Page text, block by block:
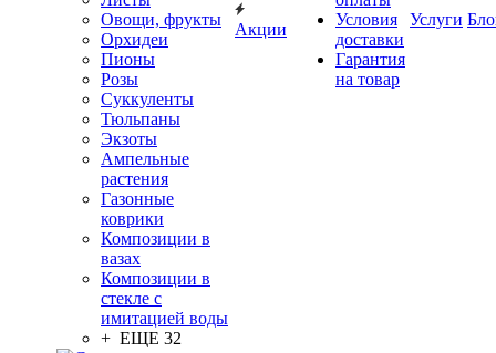
Овощи, фрукты
Орхидеи
Пионы
Розы
Суккуленты
Тюльпаны
Экзоты
Ампельные
растения
Газонные
коврики
Композиции в
вазах
Композиции в
стекле с
имитацией воды
+ ЕЩЕ 32
Акции
Условия
доставки
Гарантия
на товар
Услуги